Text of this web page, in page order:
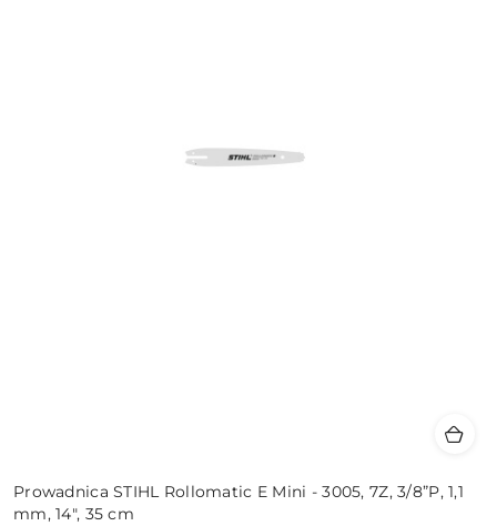
Prowadnica STIHL Rollomatic E Mini - 3005, 7Z, 3/8”P, 1,1
mm, 14", 35 cm